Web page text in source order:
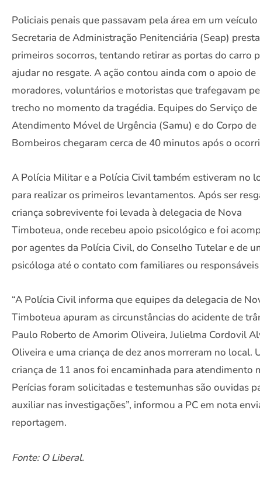
Policiais penais que passavam pela área em um veículo
Secretaria de Administração Penitenciária (Seap)
primeiros socorros, tentando retirar as portas do carro
ajudar no resgate. A ação contou ainda com o apoio de
moradores, voluntários e motoristas que trafegavam
trecho no momento da tragédia. Equipes do Serviço de
Atendimento Móvel de Urgência (Samu) e do Corpo de
Bombeiros chegaram cerca de 40 minutos após o
A Polícia Militar e a Polícia Civil também estiveram no
para realizar os primeiros levantamentos. Após ser
criança sobrevivente foi levada à delegacia de Nova
Timboteua, onde recebeu apoio psicológico e foi
por agentes da Polícia Civil, do Conselho Tutelar e de
psicóloga até o contato com familiares ou
“A Polícia Civil informa que equipes da delegacia de
Timboteua apuram as circunstâncias do acidente de
Paulo Roberto de Amorim Oliveira, Julielma Cordovil
Oliveira e uma criança de dez anos morreram no local.
criança de 11 anos foi encaminhada para atendimento
Perícias foram solicitadas e testemunhas são ouvidas
auxiliar nas investigações”, informou a PC em nota
reportagem.
Fonte: O Liberal.